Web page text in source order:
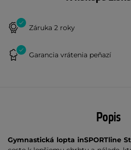
Záruka 2 roky
Garancia vrátenia peňazí
Popis
Gymnastická lopta inSPORTline